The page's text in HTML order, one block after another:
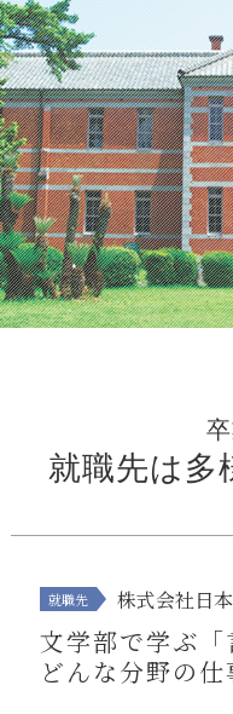
就職先は多
株式会社日
文学部で学ぶ
どんな分野の